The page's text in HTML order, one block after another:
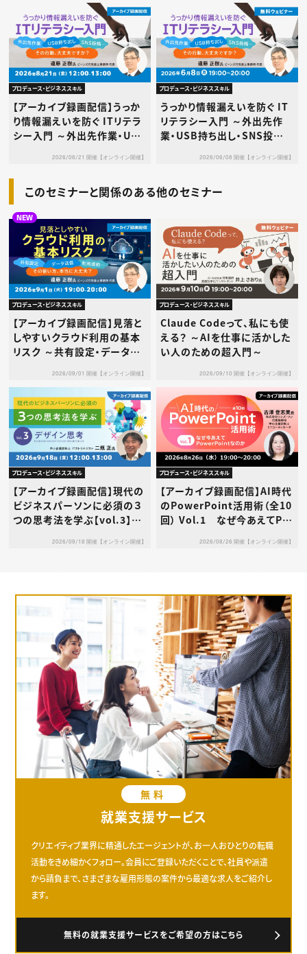
プロデュース・ビジネススキル
【アーカイブ録画配信】うっか
り情報漏えいを防ぐ ITリテラ
シー入門 ～外出先作業・USB
動、大丈夫ですか？～
2026/08/21 開催【オンライン開催】
プロデュース・ビジネススキル
うっかり情報漏えいを防ぐ IT
リテラシー入門 ～外出先作
業・USB持ち出し・SNS投
2026/06/08 開催【オンライン開催】
このセミナーと関係のある他のセミナー
NEW
プロデュース・ビジネススキル
【アーカイブ録画配信】見落と
しやすいクラウド利用の基本
リスク ～共有設定・データ送
当に大丈夫？～2026/09/01 開催【オンライン開催】
プロデュース・ビジネススキル
Claude Codeって、私にも使
える？ ～AIを仕事に活かした
い人のための超入門～
2026/09/10 開催【オンライン開催】
プロデュース・ビジネススキル
【アーカイブ録画配信】現代の
ビジネスパーソンに必須の３
つの思考法を学ぶ【vol.3】デ
2026/09/18 開催【オンライン開催】
プロデュース・ビジネススキル
【アーカイブ録画配信】AI時代
のPowerPoint活用術（全10
回） Vol.1 なぜ今あえてPo
2026/08/26 開催【オンライン開催】
無料
就業支援サービス
クリエイティブ業界に精通したエージェントが、お一人おひとりの転職
活動をきめ細かくフォロー。会員にご登録いただくことで、社員や派遣
から請負まで、さまざまな雇用形態の案件から最適な求人をご紹介し
ます。
無料の就業支援サービスをご希望の方はこちら